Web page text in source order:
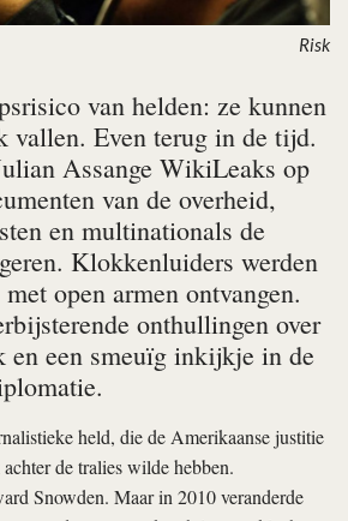
Risk
van helden: ze kunnen
vallen. Even terug in de tijd.
Assange Wiki­Leaks op
van de overheid,
en multinationals de
Klokkenluiders werden
open armen ontvangen.
onthullingen over
en een smeuïg inkijkje in de
held, die de Amerikaanse justitie
de tralies wilde hebben.
Snowden. Maar in 2010 veranderde